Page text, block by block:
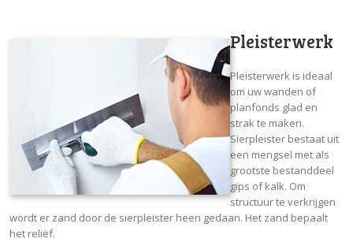
Pleisterwerk
Pleisterwerk is ideaal
om uw wanden of
planfonds glad en
strak te maken.
Sierpleister bestaat uit
een mengsel met als
grootste bestanddeel
gips of kalk. Om
structuur te verkrijgen
wordt er zand door de sierpleister heen gedaan. Het zand bepaalt
het reliëf.